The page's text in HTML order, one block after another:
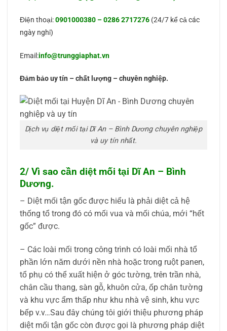
Điện thoại:0901000380 –0286 2717276 (24/7 kể cả các
ngày nghỉ)
Email:info@trunggiaphat.vn
Đảm bảo uy tín – chất lượng – chuyên nghiệp.
Dịch vụ diệt mối tại Dĩ An – Bình Dương chuyên nghiệp
và uy tín nhất.
2/ Vì sao cần diệt mối tại Dĩ An – Bình
Dương.
– Diệt mối tận gốc được hiểu là phải diệt cả hệ
thống tổ trong đó có mối vua và mối chúa, mới “hết
gốc” được.
– Các loài mối trong công trình có loài mối nhà tổ
phần lớn năm dưới nền nhà hoặc trong ruột panen,
tổ phụ có thể xuất hiện ở góc tường, trên trần nhà,
chân cầu thang, sàn gỗ, khuôn cửa, ốp chân tường
và khu vực ẩm thấp như khu nhà vệ sinh, khu vực
bếp v.v…Sau đây chúng tôi giới thiệu phương pháp
diệt mối tận gốc còn được gọi là phương pháp diệt